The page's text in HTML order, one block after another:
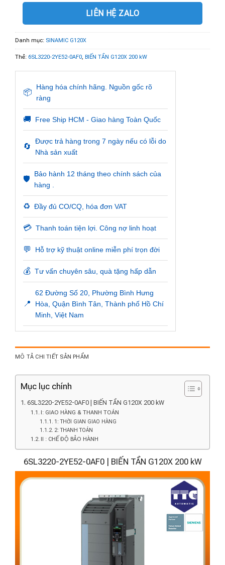
LIÊN HỆ ZALO
Danh mục: SINAMIC G120X
Thẻ: 6SL3220-2YE52-0AF0, BIẾN TẦN G120X 200 kW
📦
Hàng hóa chính hãng. Nguồn gốc rõ
ràng
🚚 Free Ship HCM - Giao hàng Toàn Quốc
🔄
Được trả hàng trong 7 ngày nếu có lỗi do
Nhà sản xuất
🛡️
Bảo hành 12 tháng theo chính sách của
hàng .
♻️ Đầy đủ CO/CQ, hóa đơn VAT
💳 Thanh toán tiện lợi. Công nợ linh hoạt
💬 Hỗ trợ kỹ thuật online miễn phí trọn đời
💰 Tư vấn chuyên sâu, quà tặng hấp dẫn
📍
62 Đường Số 20, Phường Bình Hưng
Hòa, Quận Bình Tân, Thành phố Hồ Chí
Minh, Việt Nam
MÔ TẢ CHI TIẾT SẢN PHẨM
Mục lục chính
6SL3220-2YE52-0AF0 | BIẾN TẦN G120X 200 kW
I: GIAO HÀNG & THANH TOÁN
1: THỜI GIAN GIAO HÀNG
2: THANH TOÁN
II : CHẾ ĐỘ BẢO HÀNH
6SL3220-2YE52-0AF0 | BIẾN TẦN G120X 200 kW